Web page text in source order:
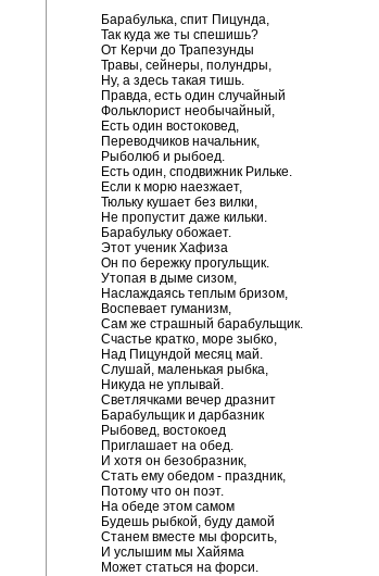
Барабулька, спит Пицунда,
Так куда же ты спешишь?
От Керчи до Трапезунды
Травы, сейнеры, полундры,
Ну, а здесь такая тишь.
Правда, есть один случайный
Фольклорист необычайный,
Есть один востоковед,
Переводчиков начальник,
Рыболюб и рыбоед.
Есть один, сподвижник Рильке.
Если к морю наезжает,
Тюльку кушает без вилки,
Не пропустит даже кильки.
Барабульку обожает.
Этот ученик Хафиза
Он по бережку прогульщик.
Утопая в дыме сизом,
Наслаждаясь теплым бризом,
Воспевает гуманизм,
Сам же страшный барабульщик.
Счастье кратко, море зыбко,
Над Пицундой месяц май.
Слушай, маленькая рыбка,
Никуда не уплывай.
Светлячками вечер дразнит
Барабульщик и дарбазник
Рыбовед, востокоед
Приглашает на обед.
И хотя он безобразник,
Стать ему обедом - праздник,
Потому что он поэт.
На обеде этом самом
Будешь рыбкой, буду дамой
Станем вместе мы форсить,
И услышим мы Хайяма
Может статься на форси.